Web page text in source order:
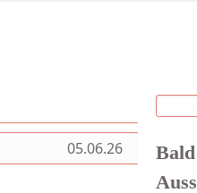
05.06.26
Suche